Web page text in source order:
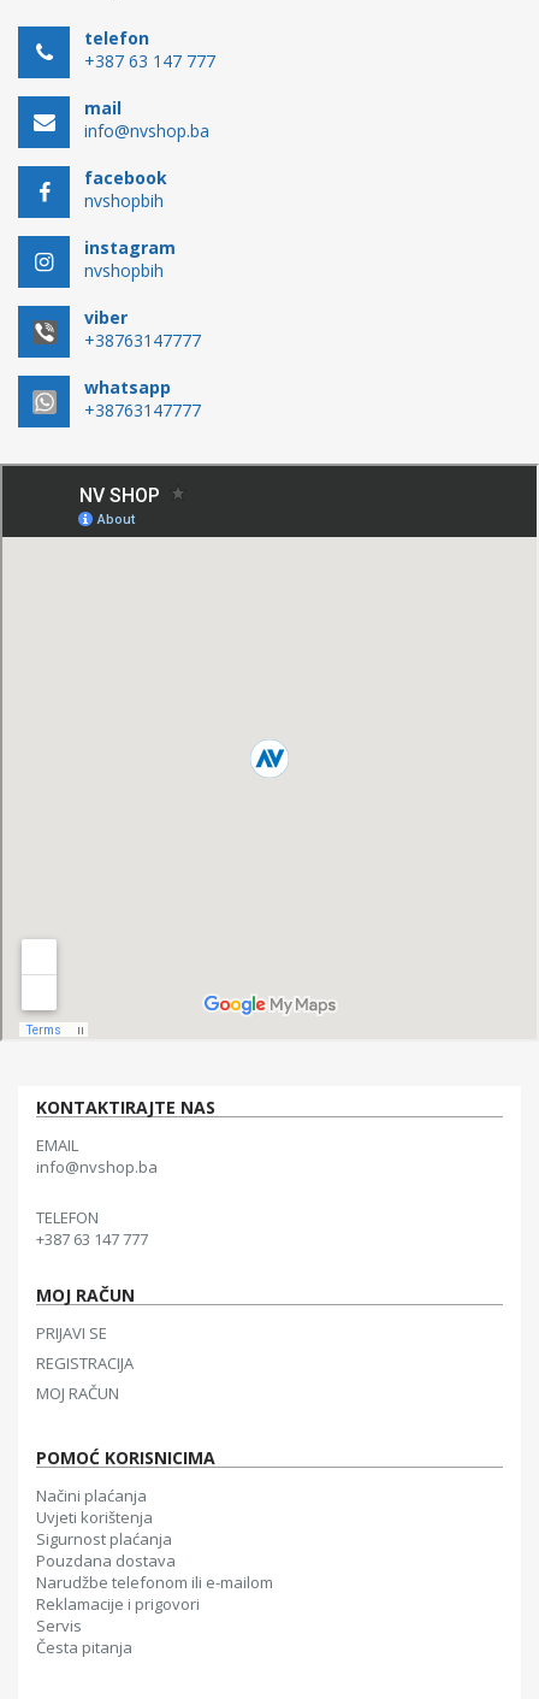
telefon
+387 63 147 777
mail
info@nvshop.ba
facebook
nvshopbih
instagram
nvshopbih
viber
+38763147777
whatsapp
+38763147777
KONTAKTIRAJTE NAS
EMAIL
info@nvshop.ba
TELEFON
+387 63 147 777
MOJ RAČUN
PRIJAVI SE
REGISTRACIJA
MOJ RAČUN
POMOĆ KORISNICIMA
Načini plaćanja
Uvjeti korištenja
Sigurnost plaćanja
Pouzdana dostava
Narudžbe telefonom ili e-mailom
Reklamacije i prigovori
Servis
Česta pitanja